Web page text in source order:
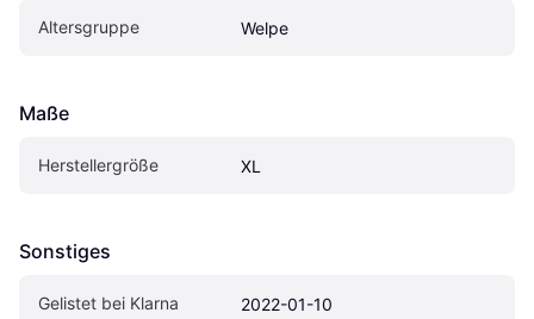
Altersgruppe Welpe
Maße
Herstellergröße XL
Sonstiges
Gelistet bei Klarna 2022-01-10